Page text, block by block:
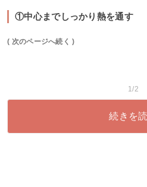
①中心までしっかり熱を通す
( 次のページへ続く )
1/2
続きを